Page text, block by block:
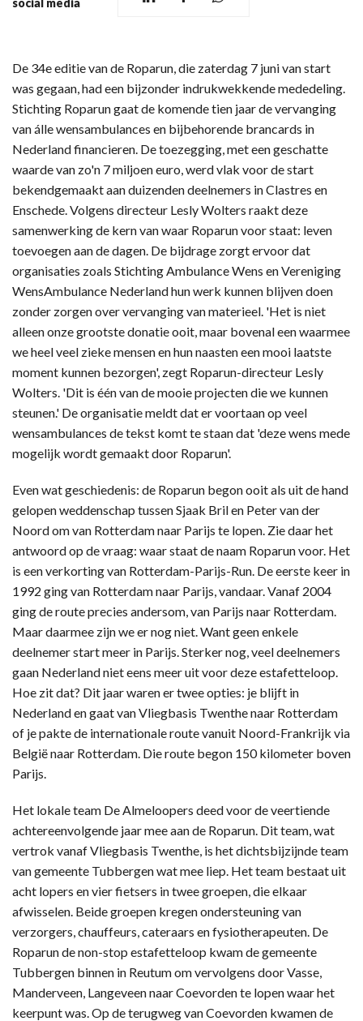
De 34e editie van de Roparun, die zaterdag 7 juni van start
was gegaan, had een bijzonder indrukwekkende mededeling.
Stichting Roparun gaat de komende tien jaar de vervanging
van álle wensambulances en bijbehorende brancards in
Nederland financieren. De toezegging, met een geschatte
waarde van zo'n 7 miljoen euro, werd vlak voor de start
bekendgemaakt aan duizenden deelnemers in Clastres en
Enschede. Volgens directeur Lesly Wolters raakt deze
samenwerking de kern van waar Roparun voor staat: leven
toevoegen aan de dagen. De bijdrage zorgt ervoor dat
organisaties zoals Stichting Ambulance Wens en Vereniging
WensAmbulance Nederland hun werk kunnen blijven doen
zonder zorgen over vervanging van materieel. 'Het is niet
alleen onze grootste donatie ooit, maar bovenal een waarmee
we heel veel zieke mensen en hun naasten een mooi laatste
moment kunnen bezorgen', zegt Roparun-directeur Lesly
Wolters. 'Dit is één van de mooie projecten die we kunnen
steunen.' De organisatie meldt dat er voortaan op veel
wensambulances de tekst komt te staan dat 'deze wens mede
mogelijk wordt gemaakt door Roparun'.
Even wat geschiedenis: de Roparun begon ooit als uit de hand
gelopen weddenschap tussen Sjaak Bril en Peter van der
Noord om van Rotterdam naar Parijs te lopen. Zie daar het
antwoord op de vraag: waar staat de naam Roparun voor. Het
is een verkorting van Rotterdam-Parijs-Run. De eerste keer in
1992 ging van Rotterdam naar Parijs, vandaar. Vanaf 2004
ging de route precies andersom, van Parijs naar Rotterdam.
Maar daarmee zijn we er nog niet. Want geen enkele
deelnemer start meer in Parijs. Sterker nog, veel deelnemers
gaan Nederland niet eens meer uit voor deze estafetteloop.
Hoe zit dat? Dit jaar waren er twee opties: je blijft in
Nederland en gaat van Vliegbasis Twenthe naar Rotterdam
of je pakte de internationale route vanuit Noord-Frankrijk via
België naar Rotterdam. Die route begon 150 kilometer boven
Parijs.
Het lokale team De Almeloopers deed voor de veertiende
achtereenvolgende jaar mee aan de Roparun. Dit team, wat
vertrok vanaf Vliegbasis Twenthe, is het dichtsbijzijnde team
van gemeente Tubbergen wat mee liep. Het team bestaat uit
acht lopers en vier fietsers in twee groepen, die elkaar
afwisselen. Beide groepen kregen ondersteuning van
verzorgers, chauffeurs, cateraars en fysiotherapeuten. De
Roparun de non-stop estafetteloop kwam de gemeente
Tubbergen binnen in Reutum om vervolgens door Vasse,
Manderveen, Langeveen naar Coevorden te lopen waar het
keerpunt was. Op de terugweg van Coevorden kwamen de